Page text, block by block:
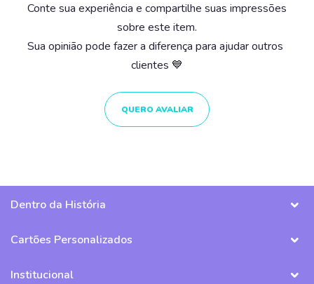
Conte sua experiência e compartilhe suas impressões
sobre este item.
Sua opinião pode fazer a diferença para ajudar outros
clientes 💙
QUERO AVALIAR
Dentro da História
Cartões Personalizados
Institucional